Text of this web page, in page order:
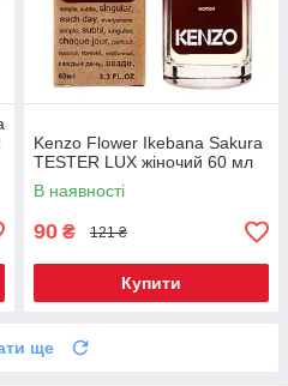
Kenzo Flower Ikebana Sakura
TESTER LUX жіночий 60 мл
В наявності
90 ₴ 121 ₴
Купити
ще